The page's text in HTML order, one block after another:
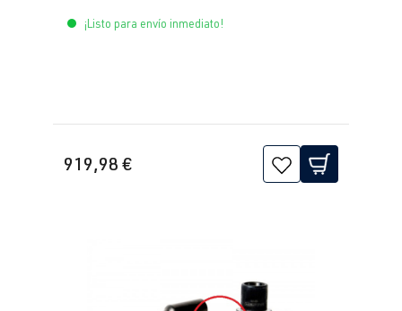
¡Listo para envío inmediato!
919,98 €